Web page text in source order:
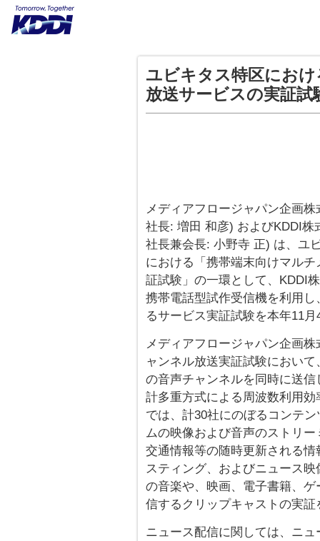
ユビキタス特区にお
放送サービスの実証
メディアフロージャパン企画
社長: 増田 和彦) およびKDDI
社長兼会長: 小野寺 正) は、ユ
における「携帯端末向けマル
証試験」の一環として、KDDI
携帯電話型試作受信機を利用
るサービス実証試験を本年11
メディアフロージャパン企画
ャンネル放送実証試験におい
の音声チャンネルを同時に送信
計多重方式による周波数利用
では、計30社にのぼるコンテ
ムの映像および音声のストリ
交通情報等の随時更新される
スティング、およびニュース
の音楽や、映画、電子書籍、
信するクリップキャストの実証
ニュース配信に関しては、ニ